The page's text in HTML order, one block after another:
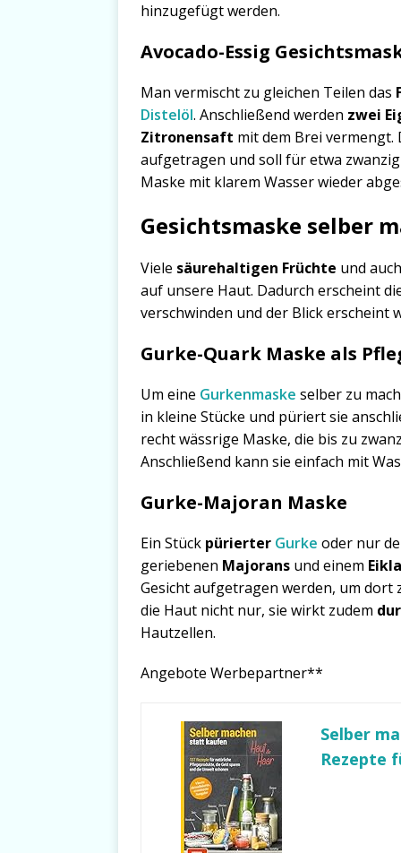
hinzugefügt werden.
Avocado-Essig
Man vermischt zu gleichen Teilen das
Distelöl. Anschließend werden zwei
Zitronensaft mit dem Brei vermengt.
aufgetragen und soll für etwa
Maske mit klarem Wasser wieder
Gesichtsmaske selber
Viele säurehaltigen Früchte und auch
auf unsere Haut. Dadurch erscheint
verschwinden und der Blick erscheint
Gurke-Quark Maske als
Um eine Gurkenmaske selber zu
in kleine Stücke und püriert sie
recht wässrige Maske, die bis zu
Anschließend kann sie einfach mit
Gurke-Majoran Maske
Ein Stück pürierter Gurke oder nur
geriebenen Majorans und einem
Gesicht aufgetragen werden, um
die Haut nicht nur, sie wirkt zudem
Hautzellen.
Angebote Werbepartner**
Selber
Rezepte